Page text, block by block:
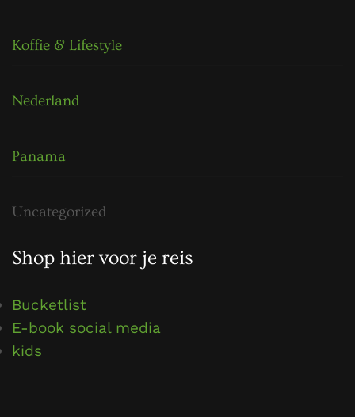
Koffie & Lifestyle
Nederland
Panama
Uncategorized
Shop hier voor je reis
Bucketlist
E-book social media
kids